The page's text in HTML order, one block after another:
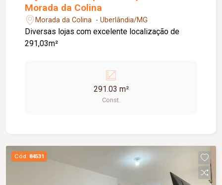
Morada da Colina
Morada da Colina - Uberlândia/MG
Diversas lojas com excelente localização de
291,03m²
291.03 m²
Const.
Cód. 84531